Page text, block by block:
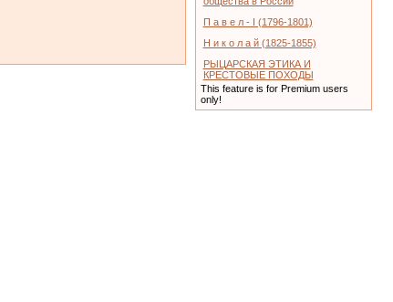
П а в е л - I (1796-1801)
Н и к о л а й (1825-1855)
РЫЦАРСКАЯ ЭТИКА И
КРЕСТОВЫЕ ПОХОДЫ
This feature is for Premium users
only!